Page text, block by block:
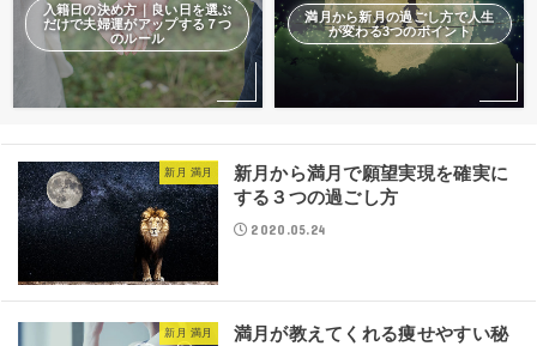
入籍日の決め方｜良い日を選ぶ
だけで夫婦運がアップする７つ
のルール
満月から新月の過ごし方で人生
が変わる3つのポイント
新月 満月
新月から満月で願望実現を確実に
する３つの過ごし方
2020.05.24
新月 満月
満月が教えてくれる痩せやすい秘